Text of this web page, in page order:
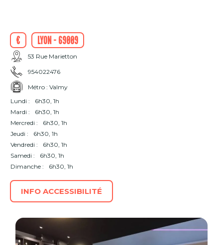
€ Lyon - 69009
53 Rue Marietton
954022476
Métro : Valmy
Lundi :
6h30, 1h
Mardi :
6h30, 1h
Mercredi :
6h30, 1h
Jeudi :
6h30, 1h
Vendredi :
6h30, 1h
Samedi :
6h30, 1h
Dimanche :
6h30, 1h
INFO ACCESSIBILITÉ